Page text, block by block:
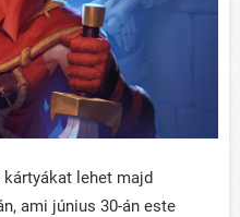
kártyákat lehet majd
ami június 30-án este